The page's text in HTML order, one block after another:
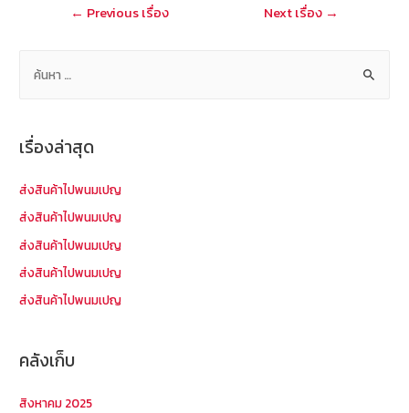
แนะแนว
← Previous เรื่อง Next เรื่อง →
ห
รั
เรื่องล่าสุด
ส่งสินค้าไปพนมเปญ
ส่งสินค้าไปพนมเปญ
ส่งสินค้าไปพนมเปญ
ส่งสินค้าไปพนมเปญ
ส่งสินค้าไปพนมเปญ
คลังเก็บ
สิงหาคม 2025